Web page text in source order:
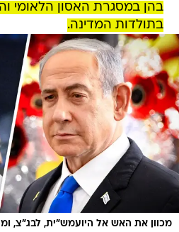
בהן במסגרת האסון הלאומי
בתולדות המדינה.
מכוון את האש אל היועמש״ית, לבג״צ,